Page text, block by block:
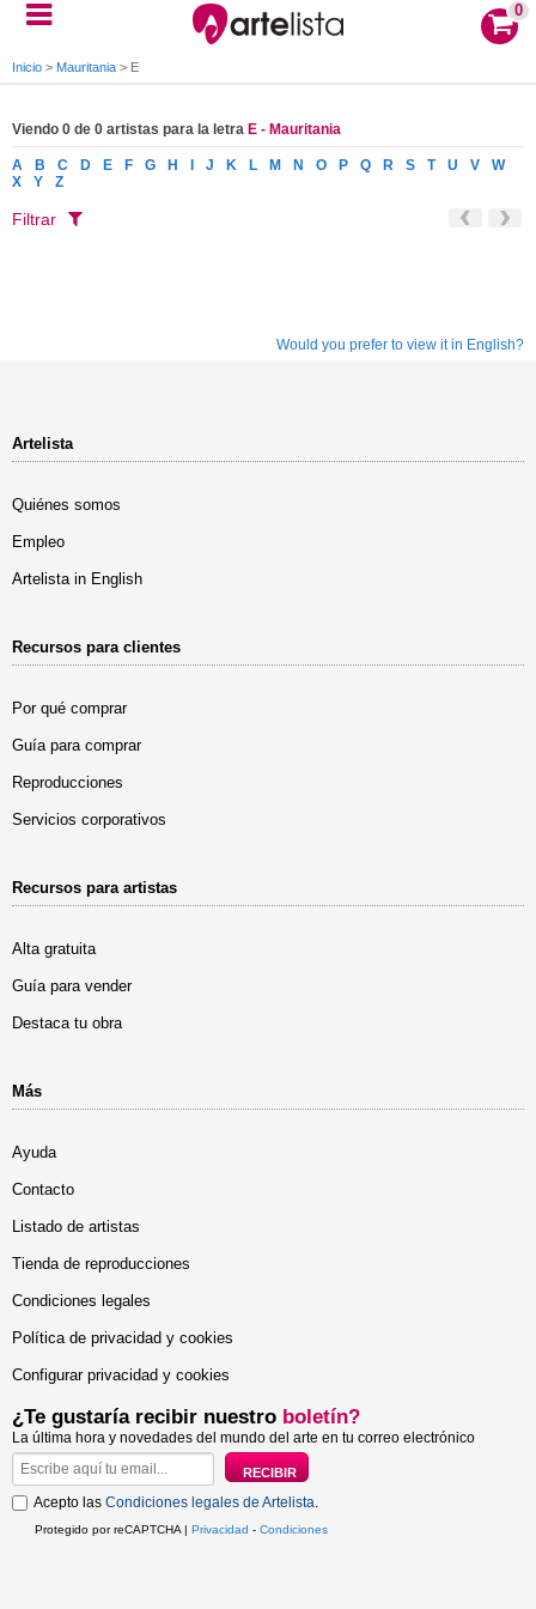
0
Inicio > Mauritania > E
Viendo 0 de 0 artistas para la letra E - Mauritania
A B C D E F G H J K L M N O P Q R S T U V
W
X
Y Z
Filtrar
Would you prefer to view it in English?
Artelista
Quiénes somos
Empleo
Artelista in English
Recursos para clientes
Por qué comprar
Guía para comprar
Reproducciones
Servicios corporativos
Recursos para artistas
Alta gratuita
Guía para vender
Destaca tu obra
Más
Ayuda
Contacto
Listado de artistas
Tienda de reproducciones
Condiciones legales
Política de privacidad y cookies
Configurar privacidad y cookies
¿Te gustaría recibir nuestro boletín?
La última hora y novedades del mundo del arte en tu correo electrónico
Acepto las Condiciones legales de Artelista.
Protegido por reCAPTCHA | Privacidad - Condiciones